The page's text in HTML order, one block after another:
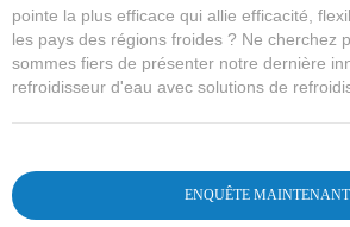
pointe la plus efficace qui allie efficacité,
les pays des régions froides ? Ne cherchez
sommes fiers de présenter notre dernière
refroidisseur d'eau avec solutions de
ENQUÊTE MAINTENANT